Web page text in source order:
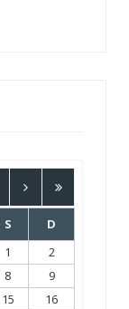
S
D
1
2
8
9
15
16